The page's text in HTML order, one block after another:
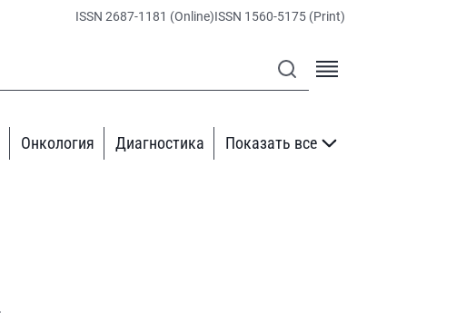
ISSN 2687-1181 (Online)ISSN 1560-5175 (Print)
Онкология Диагностика Показать все